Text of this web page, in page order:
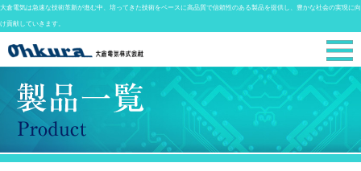
大倉電気は急速な技術革新が進む中、培ってきた技術をベースに高品質で信頼性のある製品を提供し、豊かな社会の実現に向
け貢献していきます。